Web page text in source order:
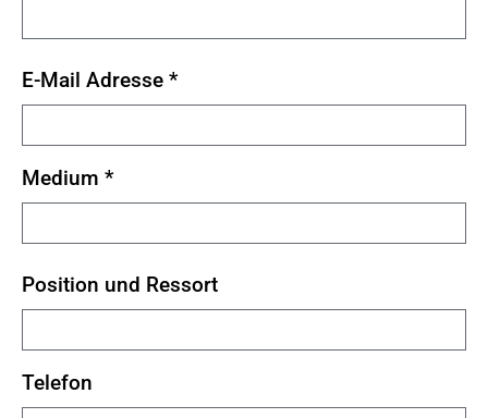
E-Mail Adresse *
Medium *
Position und Ressort
Telefon